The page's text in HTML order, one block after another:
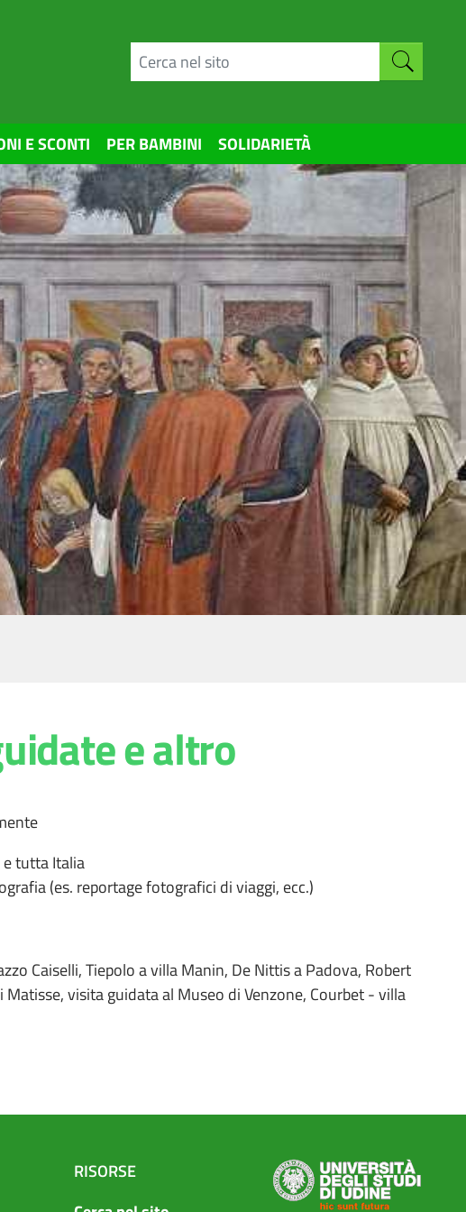
E SCONTI PER BAMBINI SOLIDARIETÀ
e altro
tutta Italia
(es. reportage fotografici di viaggi, ecc.)
Caiselli, Tiepolo a villa Manin, De Nittis a Padova, Robert
visita guidata al Museo di Venzone, Courbet - villa
RISORSE